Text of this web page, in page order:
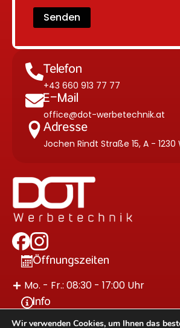
Senden
Telefon
+43 660 913 77 77
E-Mail
office@dot-werbetechnik.at
Adresse
Jochen Rindt Straße 15, A - 1230
Öffnungszeiten
Mo. - Fr.: 08:30 - 17:00 Uhr
Info
Wir verwenden Cookies, um Ihnen das